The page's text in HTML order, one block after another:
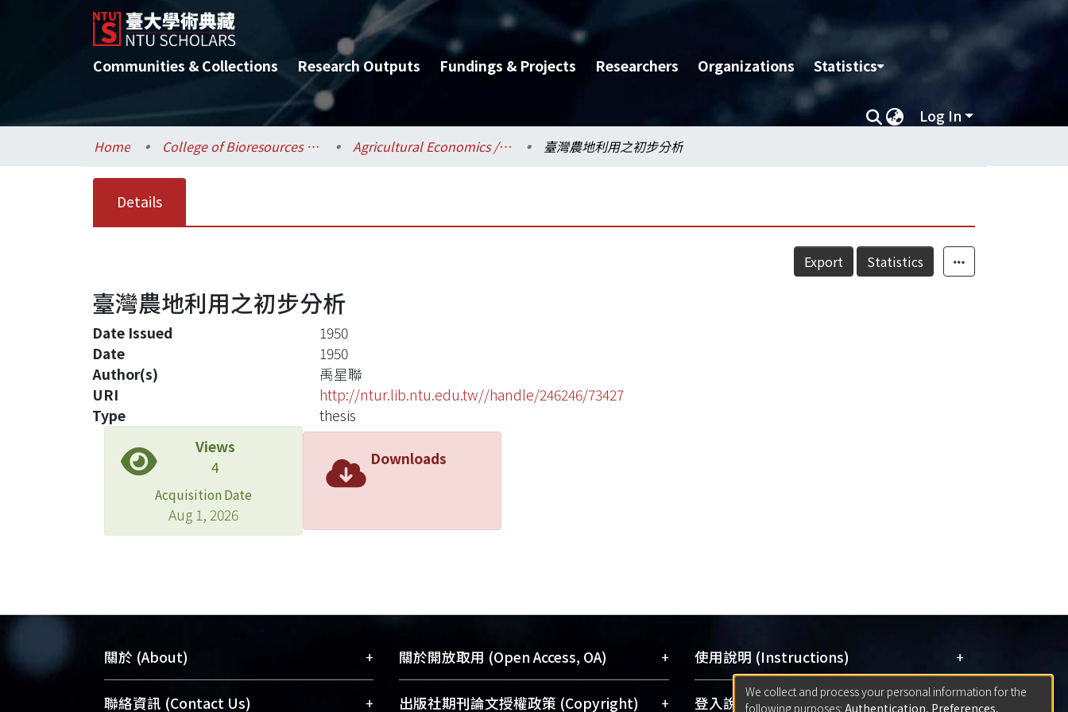
Communities & Collections Research Outputs Fundings & Projects Researchers Organizations Statistics
Log In
Home College of Bioresources and Agriculture / 生物資源暨農學院 Agricultural Economics / 農業經濟學系 臺灣農地利用之初步分析
Details
Export Statistics
臺灣農地利用之初步分析
Date Issued
1950
Date
1950
Author(s)
禹星聯
URI
http://ntur.lib.ntu.edu.tw//handle/246246/73427
Type
thesis
Views
4
Acquisition Date
Aug 1, 2026
Downloads
關於 (About) +
臺大位居世界頂尖大學之列，為永久珍藏
聯絡資訊 (Contact Us) +
關於開放取用 (Open Access, OA) +
開放取用是從使用者角度提升資訊取用性
出版社期刊論文授權政策 (Copyright) +
使用說明 (Instructions) +
網站簡介(Quickstart Guide)
登入說明 (Sign-in) +
We collect and process your personal information for the
following purposes: Authentication, Preferences,